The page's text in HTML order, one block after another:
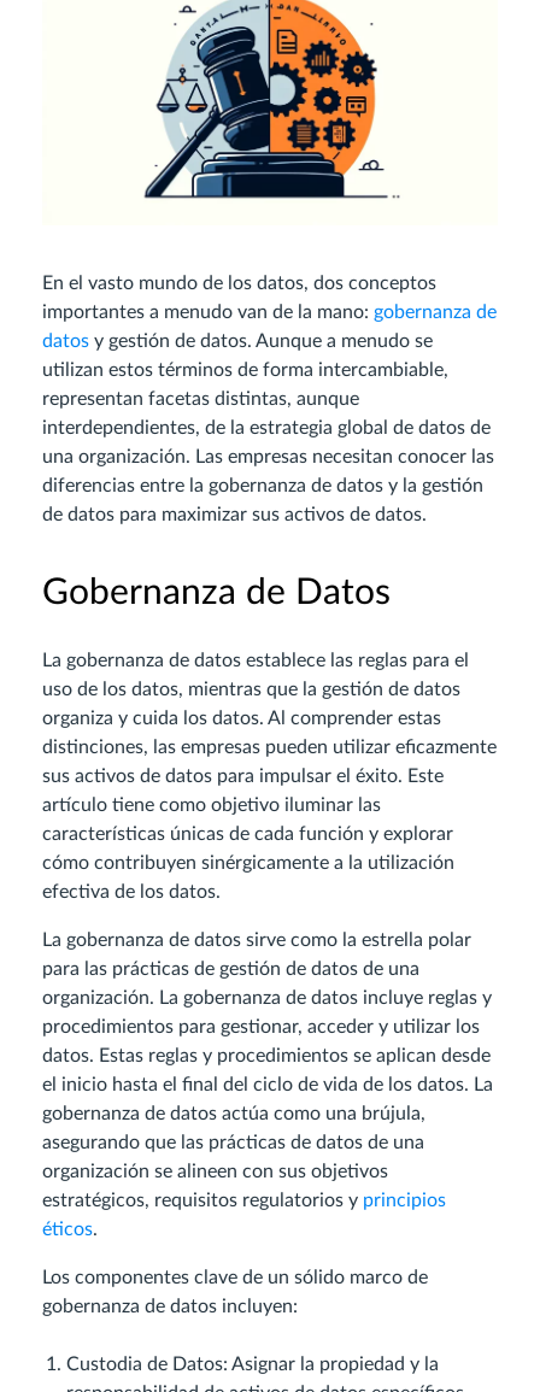
En el vasto mundo de los datos, dos conceptos
importantes a menudo van de la mano: gobernanza de
datos y gestión de datos. Aunque a menudo se
utilizan estos términos de forma intercambiable,
representan facetas distintas, aunque
interdependientes, de la estrategia global de datos de
una organización. Las empresas necesitan conocer las
diferencias entre la gobernanza de datos y la gestión
de datos para maximizar sus activos de datos.
Gobernanza de Datos
La gobernanza de datos establece las reglas para el
uso de los datos, mientras que la gestión de datos
organiza y cuida los datos. Al comprender estas
distinciones, las empresas pueden utilizar eficazmente
sus activos de datos para impulsar el éxito. Este
artículo tiene como objetivo iluminar las
características únicas de cada función y explorar
cómo contribuyen sinérgicamente a la utilización
efectiva de los datos.
La gobernanza de datos sirve como la estrella polar
para las prácticas de gestión de datos de una
organización. La gobernanza de datos incluye reglas y
procedimientos para gestionar, acceder y utilizar los
datos. Estas reglas y procedimientos se aplican desde
el inicio hasta el final del ciclo de vida de los datos. La
gobernanza de datos actúa como una brújula,
asegurando que las prácticas de datos de una
organización se alineen con sus objetivos
estratégicos, requisitos regulatorios y principios
éticos.
Los componentes clave de un sólido marco de
gobernanza de datos incluyen:
Custodia de Datos: Asignar la propiedad y la